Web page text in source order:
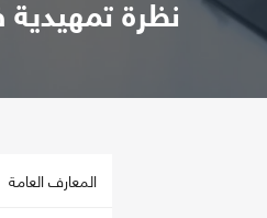
نظرة تمهيدية
المعارف العامة